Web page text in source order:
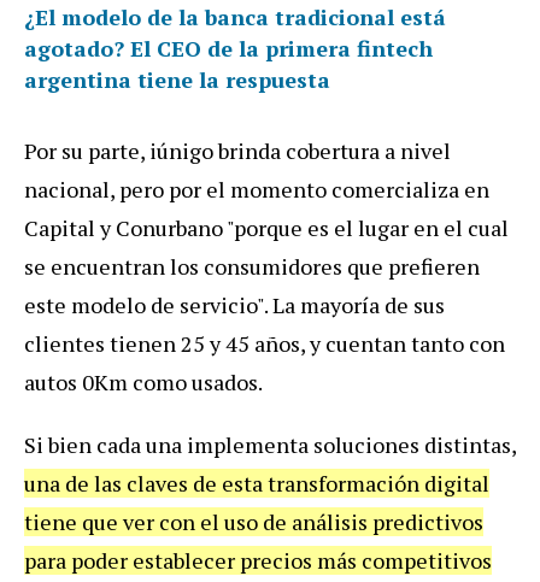
¿El modelo de la banca tradicional está
agotado? El CEO de la primera fintech
argentina tiene la respuesta
Por su parte, iúnigo brinda cobertura a nivel
nacional, pero por el momento comercializa en
Capital y Conurbano "porque es el lugar en el cual
se encuentran los consumidores que prefieren
este modelo de servicio". La mayoría de sus
clientes tienen 25 y 45 años, y cuentan tanto con
autos 0Km como usados.
Si bien cada una implementa soluciones distintas,
una de las claves de esta transformación digital
tiene que ver con el uso de análisis predictivos
para poder establecer precios más competitivos